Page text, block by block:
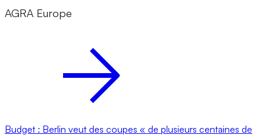
AGRA Europe
Budget : Berlin veut des coupes « de plusieurs centaines de